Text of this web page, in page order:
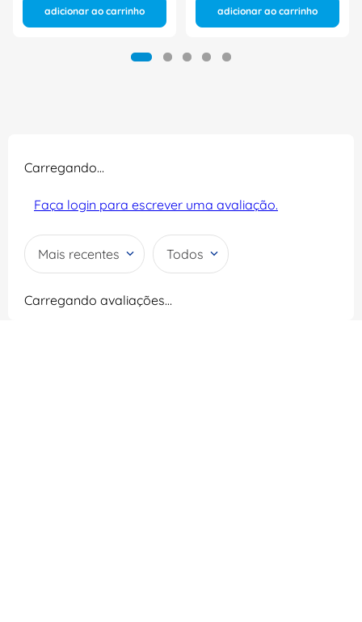
adicionar ao carrinho adicionar ao carrinho
Carregando…
Faça login para escrever uma avaliação.
Mais recentes Todos
Carregando avaliações…